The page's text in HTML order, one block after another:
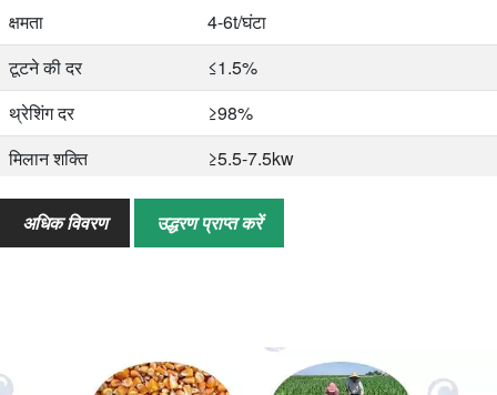
क्षमता
4-6t/घंटा
टूटने की दर
≤1.5%
थ्रेशिंग दर
≥98%
मिलान शक्ति
≥5.5-7.5kw
वज़न
340 किग्रा
आकर्षण
बड़े पहिये और फ्रेम
अधिक विवरण उद्धरण प्राप्त करें